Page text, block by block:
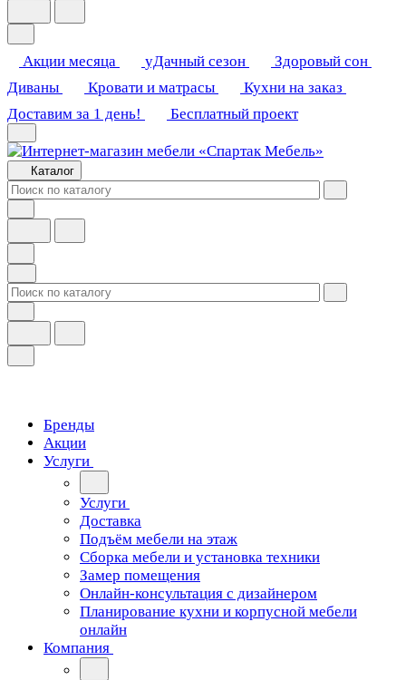
Акции месяца уДачный сезон
Здоровый сон
Диваны
Кровати и матрасы
Кухни на заказ
Доставим за 1 день!
Бесплатный проект
Каталог
Бренды
Акции
Услуги
Услуги
Доставка
Подъём мебели на этаж
Сборка мебели и установка техники
Замер помещения
Онлайн-консультация с дизайнером
Планирование кухни и корпусной мебели
онлайн
Компания